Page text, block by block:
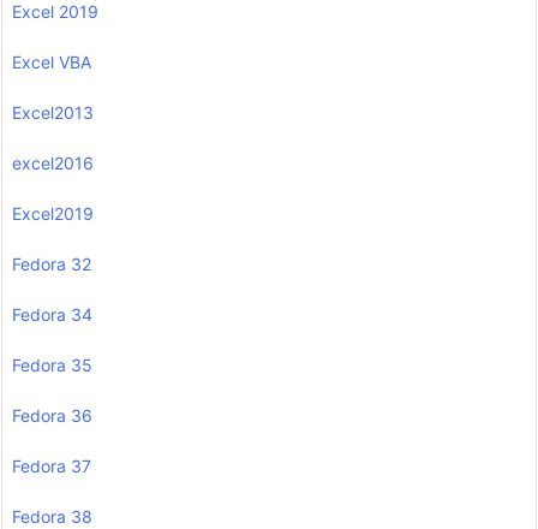
Excel 2019
Excel VBA
Excel2013
excel2016
Excel2019
Fedora 32
Fedora 34
Fedora 35
Fedora 36
Fedora 37
Fedora 38